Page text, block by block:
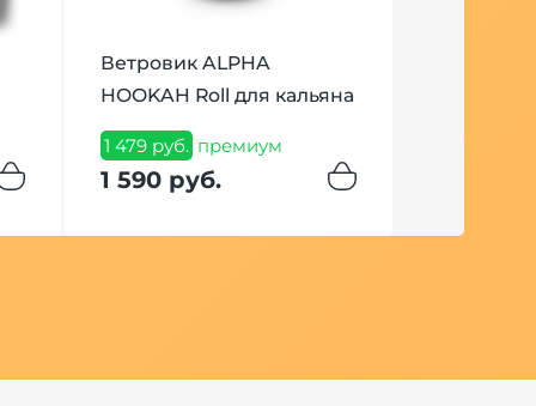
Ветровик ALPHA
HOOKAH Roll для кальяна
1 479 руб. премиум
1 590 руб.